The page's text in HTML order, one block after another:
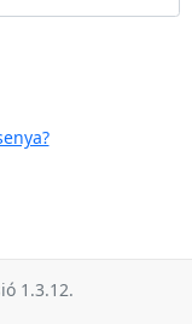
1.3.12.